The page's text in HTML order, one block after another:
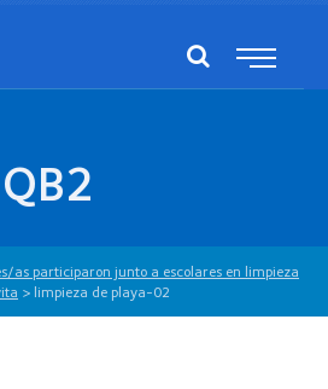
QB2
as participaron junto a escolares en limpieza
> limpieza de playa-02